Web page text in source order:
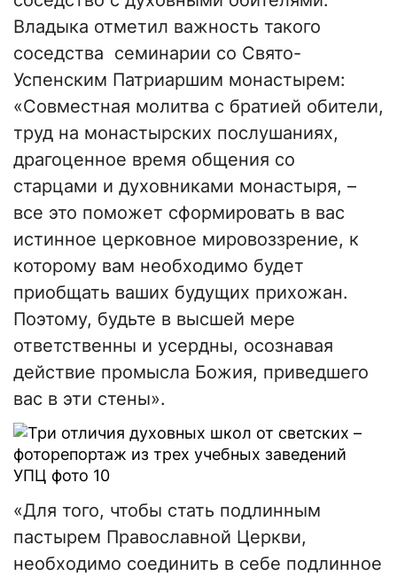
Владыка отметил важность такого
соседства семинарии со Свято-
Успенским Патриаршим монастырем:
«Совместная молитва с братией обители,
труд на монастырских послушаниях,
драгоценное время общения со
старцами и духовниками монастыря, –
все это поможет сформировать в вас
истинное церковное мировоззрение, к
которому вам необходимо будет
приобщать ваших будущих прихожан.
Поэтому, будьте в высшей мере
ответственны и усердны, осознавая
действие промысла Божия, приведшего
вас в эти стены».
«Для того, чтобы стать подлинным
пастырем Православной Церкви,
необходимо соединить в себе подлинное